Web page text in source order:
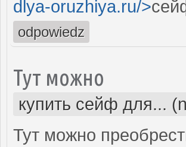
dlya-oruzhiya.ru/>
odpowiedz
Тут можно
купить сейф для...
Тут можно